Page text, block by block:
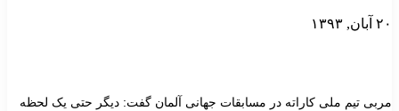
۲۰ آبان, ۱۳۹۳
مربی تیم ملی کاراته در مسابقات جهانی آلمان گفت: دیگر حتی یک لحظه